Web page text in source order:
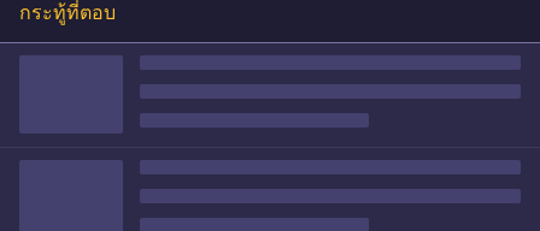
กระทู้ที่ตอบ